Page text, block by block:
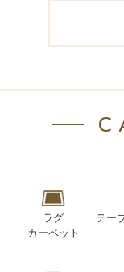
ラグ
カーペット
テー